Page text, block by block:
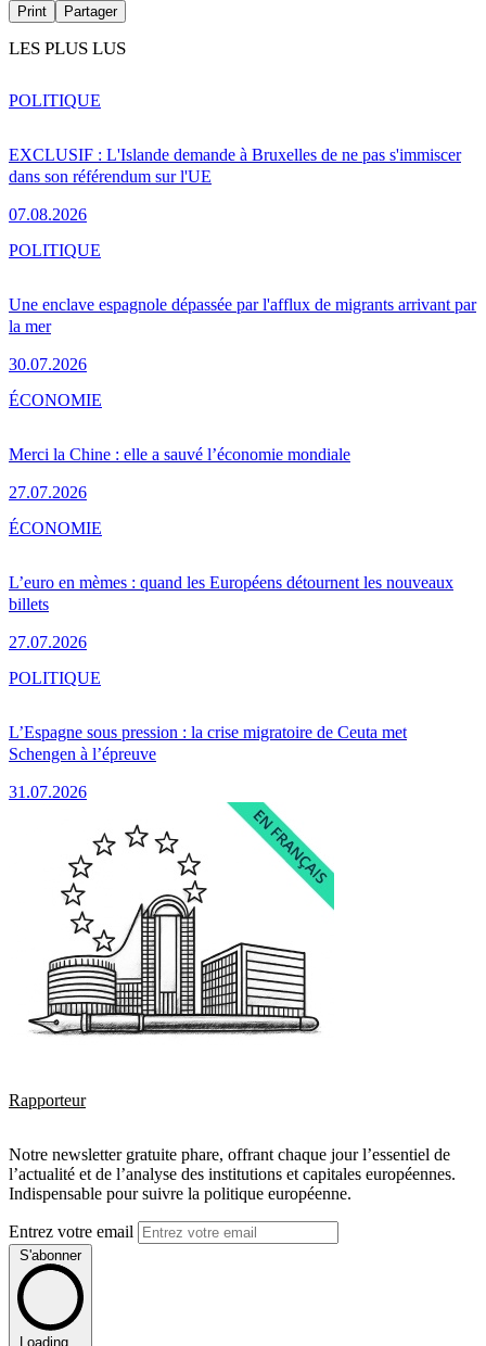
Print Partager
LES PLUS LUS
EXCLUSIF : L'Islande demande à Bruxelles de ne pas s'immiscer
dans son référendum sur l'UE
07.08.2026
POLITIQUE
Une enclave espagnole dépassée par l'afflux de migrants arrivant par
la mer
30.07.2026
POLITIQUE
Merci la Chine : elle a sauvé l’économie mondiale
27.07.2026
ÉCONOMIE
L’euro en mèmes : quand les Européens détournent les nouveaux
billets
27.07.2026
ÉCONOMIE
L’Espagne sous pression : la crise migratoire de Ceuta met
Schengen à l’épreuve
31.07.2026
POLITIQUE
Rapporteur
Notre newsletter gratuite phare, offrant chaque jour l’essentiel de
l’actualité et de l’analyse des institutions et capitales européennes.
Indispensable pour suivre la politique européenne.
Entrez votre email
S'abonner
Loading...